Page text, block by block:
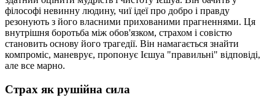
філософі невинну людину, чиї ідеї про добро і правду
резонують з його власними прихованими прагненнями. Ця
внутрішня боротьба між обов'язком, страхом і совістю
становить основу його трагедії. Він намагається знайти
компроміс, маневрує, пропонує Ієшуа "правильні" відповіді,
але все марно.
Страх як рушійна сила